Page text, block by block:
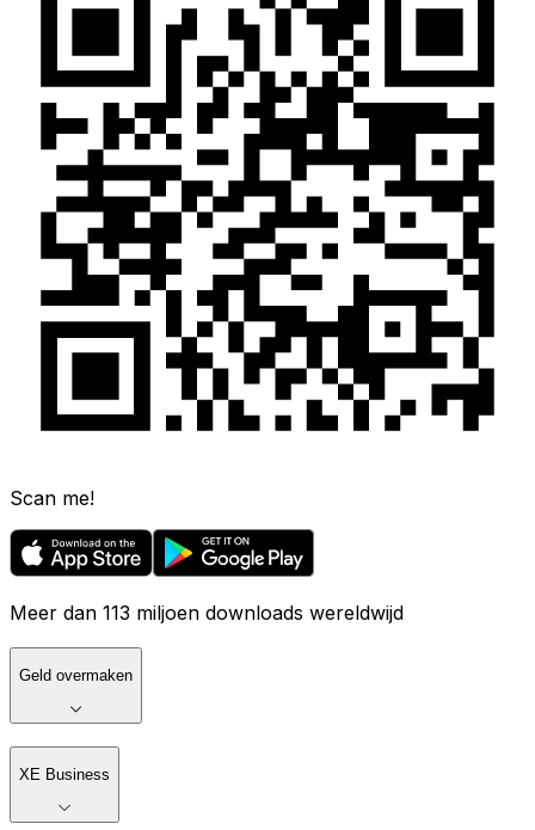
Scan me!
Meer dan 113 miljoen downloads wereldwijd
Geld overmaken
XE Business